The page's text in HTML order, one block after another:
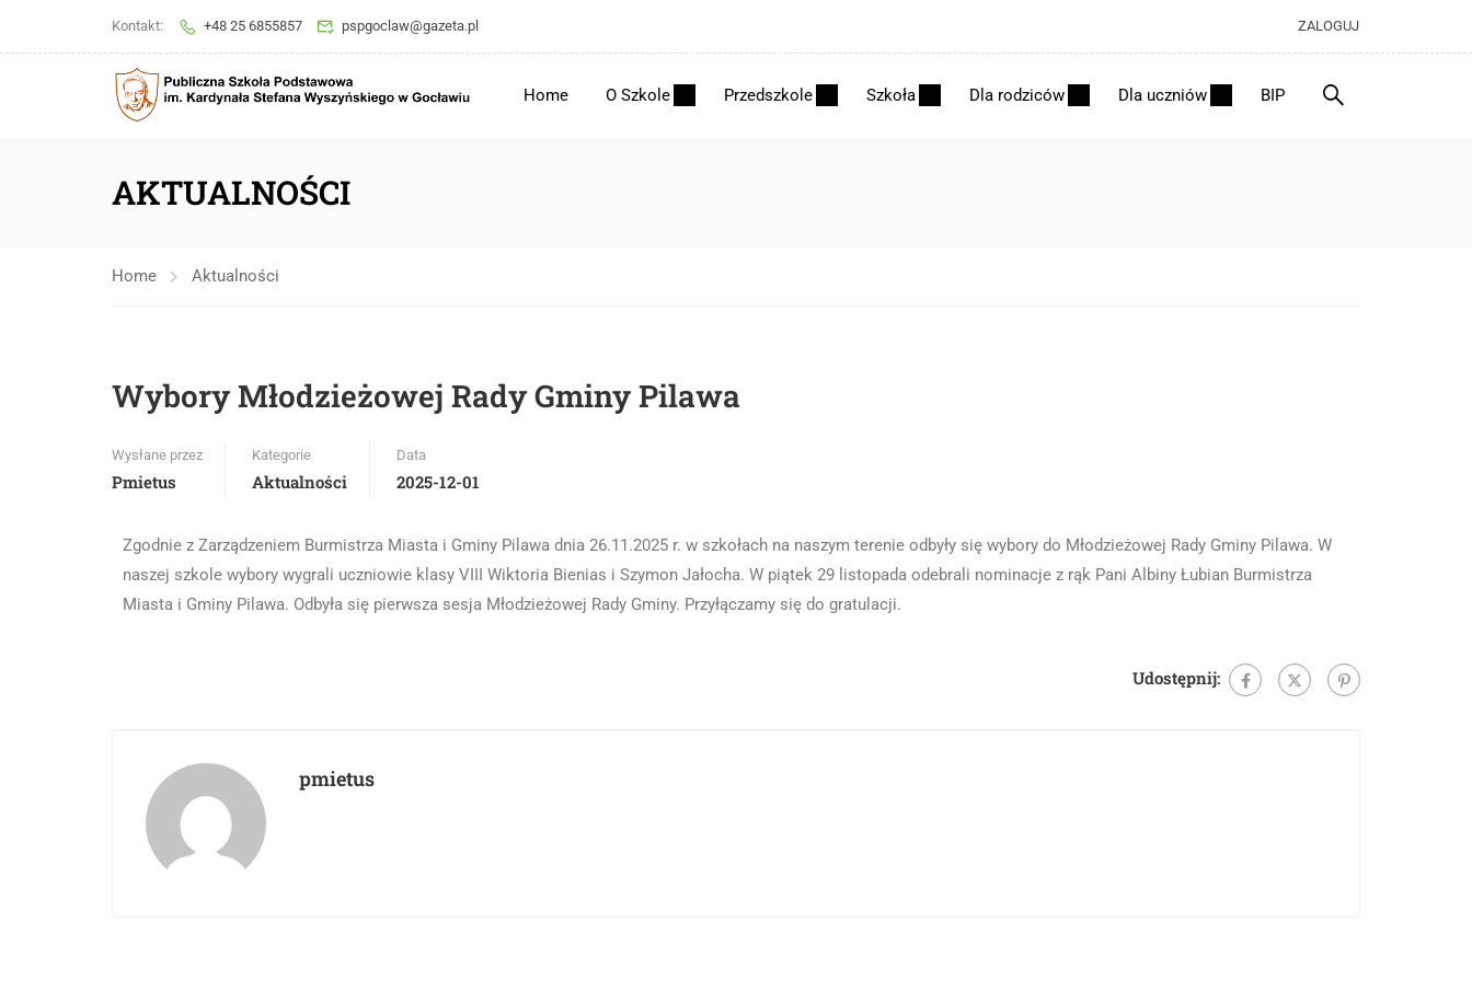
Kontakt: +48 25 6855857 pspgoclaw@gazeta.pl ZALOGUJ
Home O Szkole Przedszkole Szkoła Dla rodziców Dla uczniów BIP
AKTUALNOŚCI
Home Aktualności
Wybory Młodzieżowej Rady Gminy Pilawa
Wysłane przez
Pmietus
Kategorie
Aktualności
Data
2025-12-01
Zgodnie z Zarządzeniem Burmistrza Miasta i Gminy Pilawa dnia 26.11.2025 r. w szkołach na naszym terenie odbyły się wybory do Młodzieżowej Rady Gminy Pilawa. W
naszej szkole wybory wygrali uczniowie klasy VIII Wiktoria Bienias i Szymon Jałocha. W piątek 29 listopada odebrali nominacje z rąk Pani Albiny Łubian Burmistrza
Miasta i Gminy Pilawa. Odbyła się pierwsza sesja Młodzieżowej Rady Gminy. Przyłączamy się do gratulacji.
Udostępnij:
pmietus